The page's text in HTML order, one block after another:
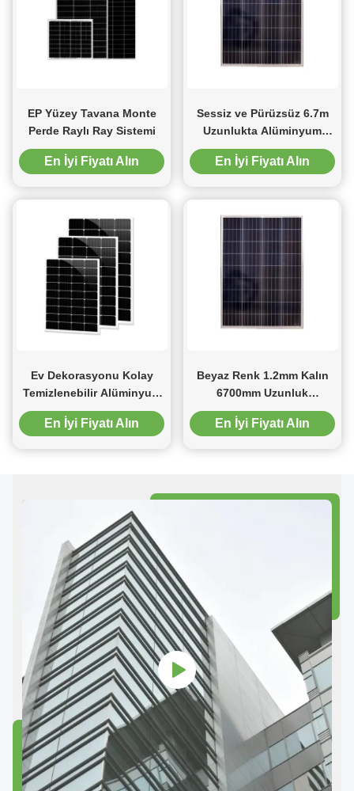
EP Yüzey Tavana Monte
Perde Raylı Ray Sistemi
En İyi Fiyatı Alın
Sessiz ve Pürüzsüz 6.7m
Uzunlukta Alüminyum
Perde Parçası
En İyi Fiyatı Alın
Ev Dekorasyonu Kolay
Temizlenebilir Alüminyum
Karartma Perdeleri Parça
4m
En İyi Fiyatı Alın
Beyaz Renk 1.2mm Kalın
6700mm Uzunluk
Alüminyum Perde Pisti
Beyaz Renk
En İyi Fiyatı Alın